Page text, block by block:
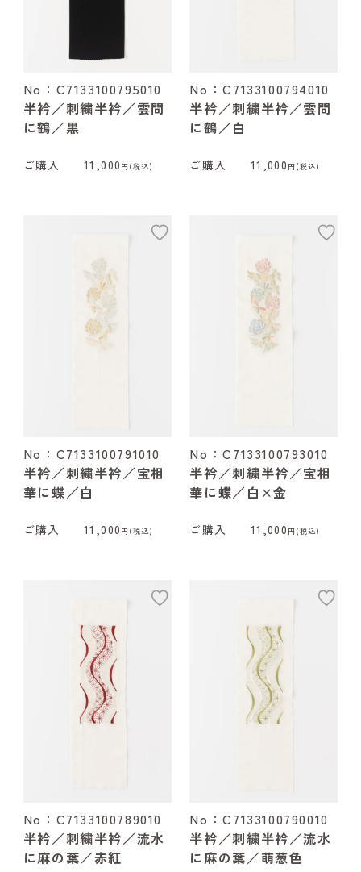
No：C7133100795010
半衿／刺繍半衿／雲間
に鶴／黒
ご購入 11,000 円(税込)
No：C7133100794010
半衿／刺繍半衿／雲間
に鶴／白
ご購入 11,000 円(税込)
No：C7133100791010
半衿／刺繍半衿／宝相
華に蝶／白
ご購入 11,000 円(税込)
No：C7133100793010
半衿／刺繍半衿／宝相
華に蝶／白×金
ご購入 11,000 円(税込)
No：C7133100789010
半衿／刺繍半衿／流水
に麻の葉／赤紅
No：C7133100790010
半衿／刺繍半衿／流水
に麻の葉／萌葱色